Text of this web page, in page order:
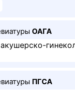
ОАГА
ПГСА